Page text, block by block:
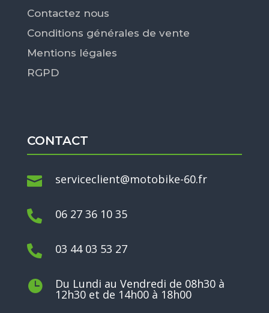
Contactez nous
Conditions générales de vente
Mentions légales
RGPD
CONTACT
 serviceclient@motobike-60.fr
 06 27 36 10 35
 03 44 03 53 27
 Du Lundi au Vendredi de 08h30 à
12h30 et de 14h00 à 18h00